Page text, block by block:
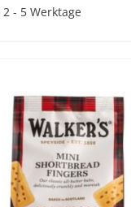
2 - 5 Werktage